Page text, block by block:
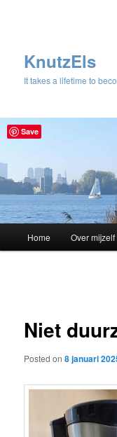
KnutzEls
It takes a lifetime to
Skip
content
Home Over mijzelf
Niet
Posted on8 januari
Save